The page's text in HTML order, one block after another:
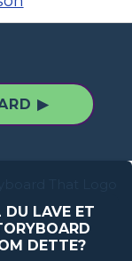
▶
DU LAVE ET
DETTE?